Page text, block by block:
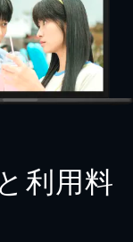
利用料